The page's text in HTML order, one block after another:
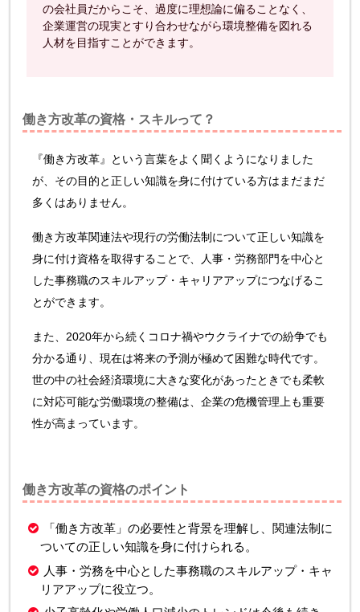
の会社員だからこそ、過度に理想論に偏ることなく、
企業運営の現実とすり合わせながら環境整備を図れる
人材を目指すことができます。
働き方改革の資格・スキルって？
『働き方改革』という言葉をよく聞くようになりました
が、その目的と正しい知識を身に付けている方はまだまだ
多くはありません。
働き方改革関連法や現行の労働法制について正しい知識を
身に付け資格を取得することで、人事・労務部門を中心と
した事務職のスキルアップ・キャリアアップにつなげるこ
とができます。
また、2020年から続くコロナ禍やウクライナでの紛争でも
分かる通り、現在は将来の予測が極めて困難な時代です。
世の中の社会経済環境に大きな変化があったときでも柔軟
に対応可能な労働環境の整備は、企業の危機管理上も重要
性が高まっています。
働き方改革の資格のポイント
「働き方改革」の必要性と背景を理解し、関連法制に
ついての正しい知識を身に付けられる。
人事・労務を中心とした事務職のスキルアップ・キャ
リアアップに役立つ。